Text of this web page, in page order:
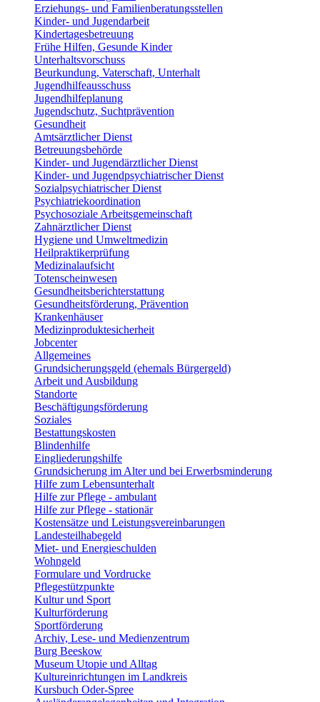
Erziehungs- und Familienberatungsstellen
Kinder- und Jugendarbeit
Kindertagesbetreuung
Frühe Hilfen, Gesunde Kinder
Unterhaltsvorschuss
Beurkundung, Vaterschaft, Unterhalt
Jugendhilfeausschuss
Jugendhilfeplanung
Jugendschutz, Suchtprävention
Gesundheit
Amtsärztlicher Dienst
Betreuungsbehörde
Kinder- und Jugendärztlicher Dienst
Kinder- und Jugendpsychiatrischer Dienst
Sozialpsychiatrischer Dienst
Psychiatriekoordination
Psychosoziale Arbeitsgemeinschaft
Zahnärztlicher Dienst
Hygiene und Umweltmedizin
Heilpraktikerprüfung
Medizinalaufsicht
Totenscheinwesen
Gesundheitsberichterstattung
Gesundheitsförderung, Prävention
Krankenhäuser
Medizinproduktesicherheit
Jobcenter
Allgemeines
Grundsicherungsgeld (ehemals Bürgergeld)
Arbeit und Ausbildung
Standorte
Beschäftigungsförderung
Soziales
Bestattungskosten
Blindenhilfe
Eingliederungshilfe
Grundsicherung im Alter und bei Erwerbsminderung
Hilfe zum Lebensunterhalt
Hilfe zur Pflege - ambulant
Hilfe zur Pflege - stationär
Kostensätze und Leistungsvereinbarungen
Landesteilhabegeld
Miet- und Energieschulden
Wohngeld
Formulare und Vordrucke
Pflegestützpunkte
Kultur und Sport
Kulturförderung
Sportförderung
Archiv, Lese- und Medienzentrum
Burg Beeskow
Museum Utopie und Alltag
Kultureinrichtungen im Landkreis
Kursbuch Oder-Spree